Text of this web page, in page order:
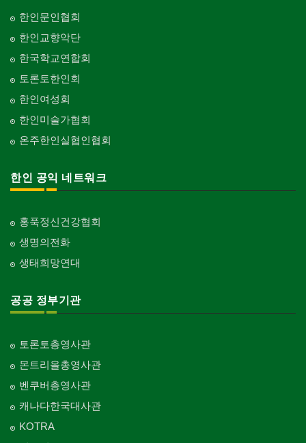
한인문인협회
한인교향악단
한국학교연합회
토론토한인회
한인여성회
한인미술가협회
온주한인실협인협회
한인 공익 네트워크
홍푹정신건강협회
생명의전화
생태희망연대
공공 정부기관
토론토총영사관
몬트리올총영사관
벤쿠버총영사관
캐나다한국대사관
KOTRA